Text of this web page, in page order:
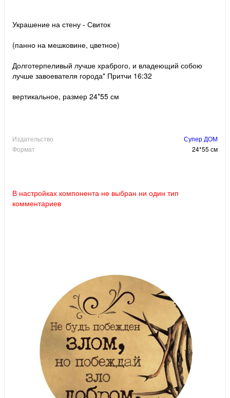
Украшение на стену - Свиток
(панно на мешковине, цветное)
Долготерпеливый лучше храброго, и владеющий собою
лучше завоевателя города" Притчи 16:32
вертикальное, размер 24*55 см
Издательство
Супер ДОМ
Формат
24*55 см
В настройках компонента не выбран ни один тип
комментариев